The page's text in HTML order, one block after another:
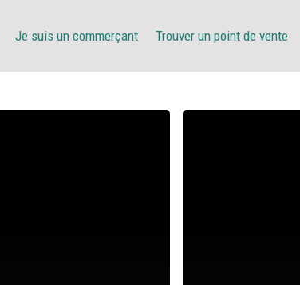
Je suis un commerçant Trouver un point de vente